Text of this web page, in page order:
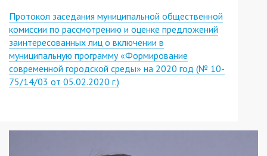
Протокол заседания муниципальной общественной
комиссии по рассмотрению и оценке предложений
заинтересованных лиц о включении в
муниципальную программу «Формирование
современной городской среды» на 2020 год (№ 10-
75/14/03 от 05.02.2020 г.)